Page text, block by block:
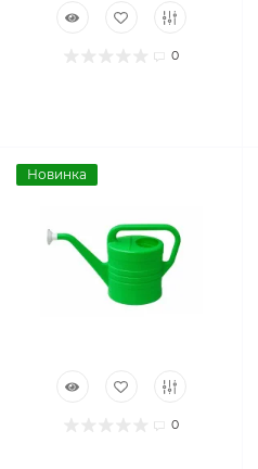
0
Новинка
0